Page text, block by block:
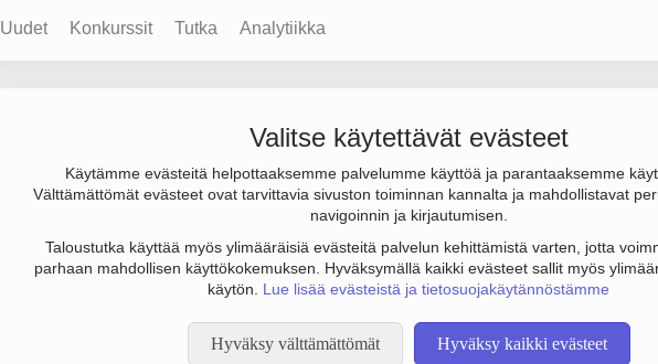
Uudet Konkurssit Tutka Analytiikka
Valitse käytettävät evästeet
Käytämme evästeitä helpottaaksemme palvelumme käyttöä ja parantaaksemme
Välttämättömät evästeet ovat tarvittavia sivuston toiminnan kannalta ja mahdollistavat
navigoinnin ja kirjautumisen.
Taloustutka käyttää myös ylimääräisiä evästeitä palvelun kehittämistä varten, jotta
parhaan mahdollisen käyttökokemuksen. Hyväksymällä kaikki evästeet sallit myös
käytön. Lue lisää evästeistä ja tietosuojakäytännöstämme
Hyväksy välttämättömät Hyväksy kaikki evästeet
Joudumme käyttämään botinestovarmennusta sivustollamme. Suoritathan alla